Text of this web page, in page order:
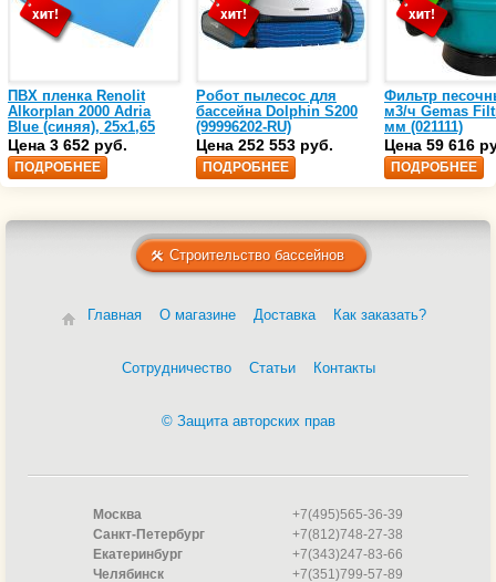
ПВХ пленка Renolit
Alkorplan 2000 Adria
Blue (синяя), 25х1,65
(35216203)
Цена 3 652 руб.
ПОДРОБНЕЕ
Робот пылесос для
бассейна Dolphin S200
(99996202-RU)
Цена 252 553 руб.
ПОДРОБНЕЕ
Фильтр
м3/ч Gemas
мм (021111)
Цена 59 616
ПОДРОБНЕЕ
Строительство бассейнов
Главная О магазине Доставка Как заказать?
Сотрудничество Статьи Контакты
© Защита авторских прав
Москва
+7(495)565-36-39
Санкт-Петербург
+7(812)748-27-38
Екатеринбург
+7(343)247-83-66
Челябинск
+7(351)799-57-89